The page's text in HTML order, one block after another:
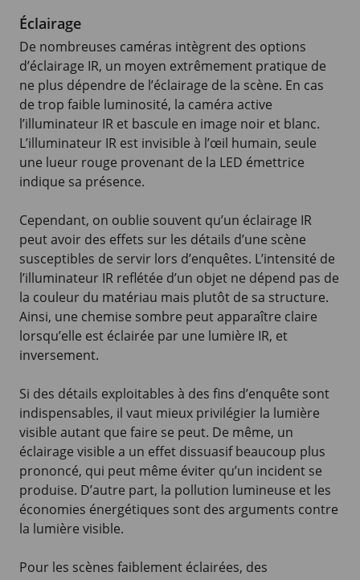
Éclairage
De nombreuses caméras intègrent des options
d’éclairage IR, un moyen extrêmement pratique de
ne plus dépendre de l’éclairage de la scène. En cas
de trop faible luminosité, la caméra active
l’illuminateur IR et bascule en image noir et blanc.
L’illuminateur IR est invisible à l’œil humain, seule
une lueur rouge provenant de la LED émettrice
indique sa présence.
Cependant, on oublie souvent qu’un éclairage IR
peut avoir des effets sur les détails d’une scène
susceptibles de servir lors d’enquêtes. L’intensité de
l’illuminateur IR reflétée d’un objet ne dépend pas de
la couleur du matériau mais plutôt de sa structure.
Ainsi, une chemise sombre peut apparaître claire
lorsqu’elle est éclairée par une lumière IR, et
inversement.
Si des détails exploitables à des fins d’enquête sont
indispensables, il vaut mieux privilégier la lumière
visible autant que faire se peut. De même, un
éclairage visible a un effet dissuasif beaucoup plus
prononcé, qui peut même éviter qu’un incident se
produise. D’autre part, la pollution lumineuse et les
économies énergétiques sont des arguments contre
la lumière visible.
Pour les scènes faiblement éclairées, des